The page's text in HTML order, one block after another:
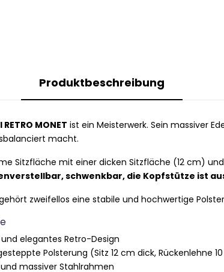
Produktbeschreibung
MONET ist ein Meisterwerk. Sein massiver
macht.
Sitzfläche mit einer dicken Sitzfläche (12 cm)
schwenkbar, die Kopfstütze ist
zweifellos eine stabile und hochwertige
elegantes Retro-Design
Polsterung (Sitz 12 cm dick, Rückenlehne
und massiver Stahlrahmen